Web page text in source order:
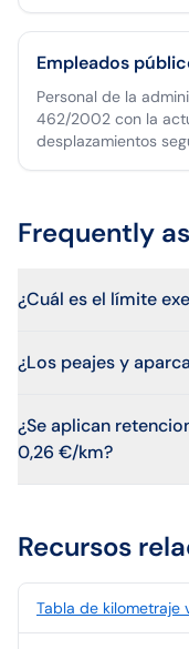
Empleados
Personal de la
462/2002 con la
desplazamientos
Frequently
¿Cuál es el límite
¿Los peajes y
¿Se aplican
0,26 €/km?
Recursos
Tabla de kilometraje